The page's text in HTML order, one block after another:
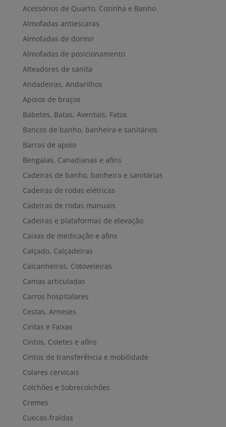
Acessórios de Quarto, Cozinha e Banho
Almofadas antiescaras
Almofadas de dormir
Almofadas de posicionamento
Alteadores de sanita
Andadeiras, Andarilhos
Apoios de braços
Babetes, Batas, Aventais, Fatos
Bancos de banho, banheira e sanitários
Barras de apoio
Bengalas, Canadianas e afins
Cadeiras de banho, banheira e sanitárias
Cadeiras de rodas elétricas
Cadeiras de rodas manuais
Cadeiras e plataformas de elevação
Caixas de medicação e afins
Calçado, Calçadeiras
Calcanheiras, Cotoveleiras
Camas articuladas
Carros hospitalares
Cestas, Arneses
Cintas e Faixas
Cintos, Coletes e afins
Cintos de transferência e mobilidade
Colares cervicais
Colchões e Sobrecolchões
Cremes
Cuecas-fraldas